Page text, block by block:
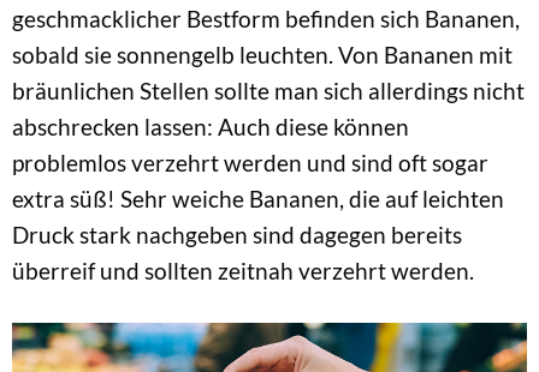
geschmacklicher Bestform befinden sich Bananen,
sobald sie sonnengelb leuchten. Von Bananen mit
bräunlichen Stellen sollte man sich allerdings nicht
abschrecken lassen: Auch diese können
problemlos verzehrt werden und sind oft sogar
extra süß! Sehr weiche Bananen, die auf leichten
Druck stark nachgeben sind dagegen bereits
überreif und sollten zeitnah verzehrt werden.